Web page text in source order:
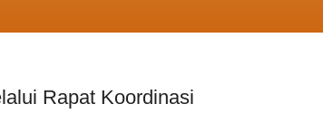
Rapat Koordinasi